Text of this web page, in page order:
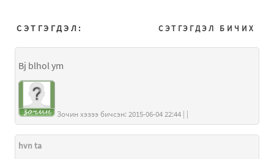
СЭТГЭГДЭЛ БИЧИХ
СЭТГЭГДЭЛ:
Bj blhol ym
Зочин хэзээ бичсэн: 2015-06-04 22:44 | |
hvn ta